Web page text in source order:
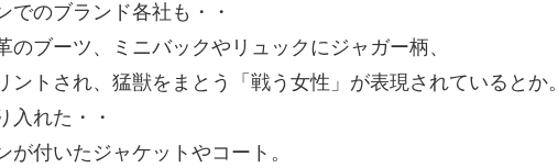
でのブランド各社も・・
のブーツ、ミニバックやリュックにジャガー柄、
ントされ、猛獣をまとう「戦う女性」が表現されているとか。
入れた・・
付いたジャケットやコート。